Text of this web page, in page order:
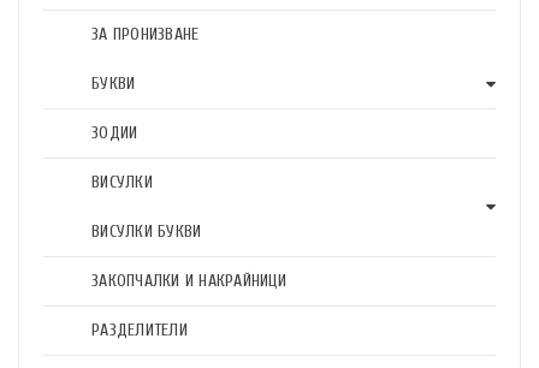
ЗА ПРОНИЗВАНЕ
БУКВИ
ЗОДИИ
ВИСУЛКИ
ВИСУЛКИ БУКВИ
ЗАКОПЧАЛКИ И НАКРАЙНИЦИ
РАЗДЕЛИТЕЛИ